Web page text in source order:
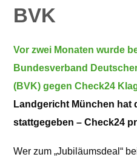
BVK
Vor zwei Monaten wurde
Bundesverband
(BVK) gegen Check24
Landgericht München hat
stattgegeben – Check24
Wer zum „Jubiläumsdeal“